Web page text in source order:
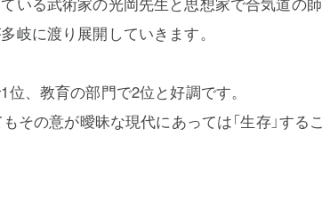
岐に渡り展開していきます。
、教育の部門で2位と好調です。
その意が曖昧な現代にあっては「生存」するこ